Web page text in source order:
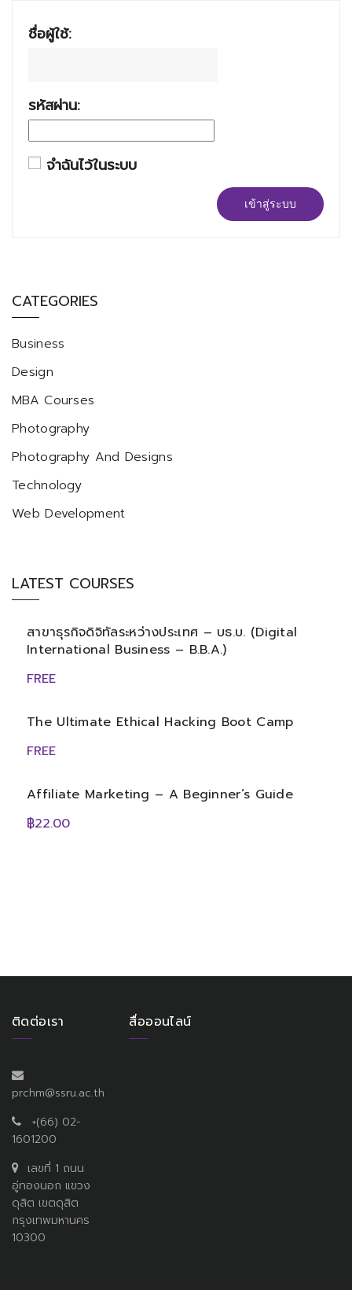
ชื่อผู้ใช้:
รหัสผ่าน:
จำฉันไว้ในระบบ
เข้าสู่ระบบ
CATEGORIES
Business
Design
MBA Courses
Photography
Photography And Designs
Technology
Web Development
LATEST COURSES
สาขาธุรกิจดิจิทัลระหว่างประเทศ – บธ.บ. (Digital
International Business – B.B.A.)
FREE
The Ultimate Ethical Hacking Boot Camp
FREE
Affiliate Marketing – A Beginner’s Guide
฿22.00
ติดต่อเรา
prchm@ssru.ac.th
+(66) 02-
1601200
เลขที่ 1 ถนน
อู่ทองนอก แขวง
ดุสิต เขตดุสิต
กรุงเทพมหานคร
10300
สื่อออนไลน์